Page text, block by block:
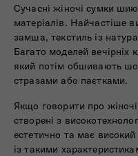
Сучасні жіночі сумки
матеріалів. Найчастіше
замша, текстиль із
Багато моделей вечірніх
який потім обшивають
стразами або паєтками.
Якщо говорити про
створені з
естетично та має високий
із такими